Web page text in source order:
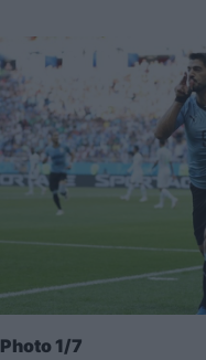
Photo 1/7